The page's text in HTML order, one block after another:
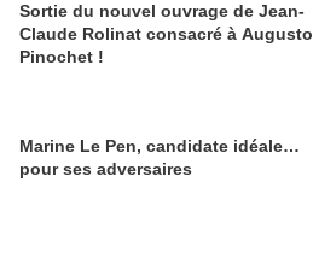
Sortie du nouvel ouvrage de Jean-
Claude Rolinat consacré à Augusto
Pinochet !
Marine Le Pen, candidate idéale…
pour ses adversaires